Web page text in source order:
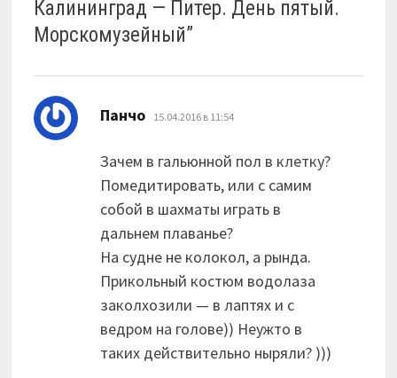
Калининград — Питер. День пятый.
Морскомузейный”
Панчо: 15.04.2016 в 11:54
Зачем в гальюнной пол в клетку?
Помедитировать, или с самим
собой в шахматы играть в
дальнем плаванье?
На судне не колокол, а рында.
Прикольный костюм водолаза
заколхозили — в лаптях и с
ведром на голове)) Неужто в
таких действительно ныряли? )))